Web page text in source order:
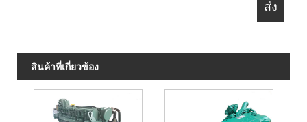
สินค้าที่เกี่ยวข้อง